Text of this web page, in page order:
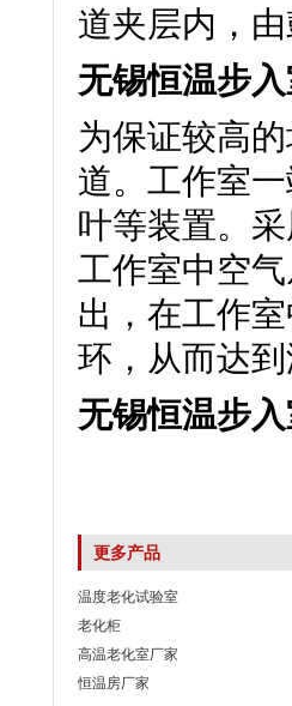
道夹层内
无锡恒温步
为保证较高的
道。工作室
叶等装置
工作室中空气
出，在工
环，从而达
无锡恒温步
更多产品
温度老化试验室
老化柜
高温老化室厂家
恒温房厂家